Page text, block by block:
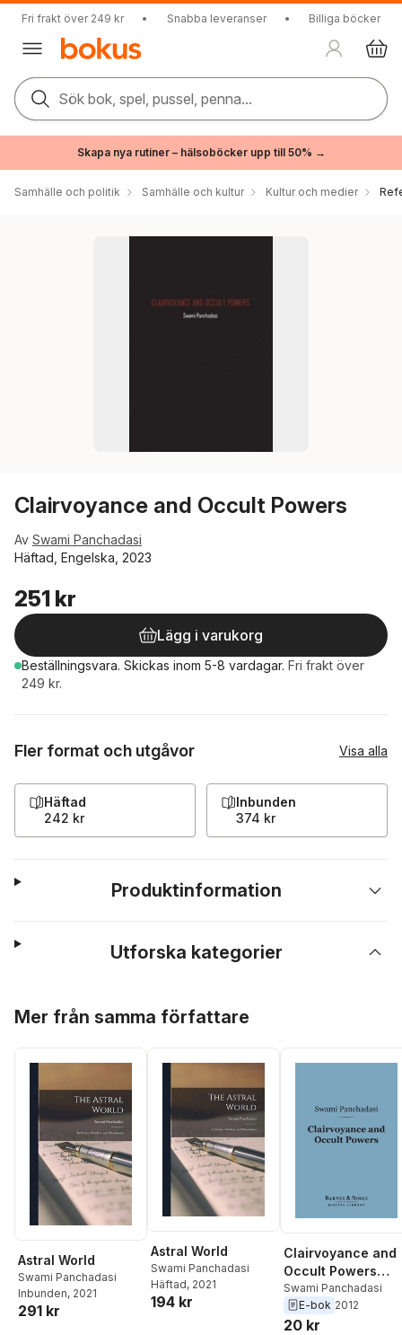
Fri frakt över 249 kr • Snabba leveranser • Billiga böcker
Sök bok, spel, pussel, penna...
Skapa nya rutiner – hälsoböcker upp till 50% →
Samhälle och politik Samhälle och kultur Kultur och medier
Clairvoyance and Occult Powers
Av Swami Panchadasi
Häftad, Engelska, 2023
251 kr
Lägg i varukorg
Beställningsvara. Skickas inom 5-8 vardagar. Fri frakt över
249 kr.
Fler format och utgåvor Visa alla
Häftad
242 kr
Inbunden
374 kr
Produktinformation
Utforska kategorier
Mer från samma författare
Astral World
Swami Panchadasi
Inbunden, 2021
291 kr
Astral World
Swami Panchadasi
Häftad, 2021
194 kr
Clairvoyance and
Occult Powers
(Barnes & Noble
Digital Library)
Swami Panchadasi
E-bok 2012
20 kr